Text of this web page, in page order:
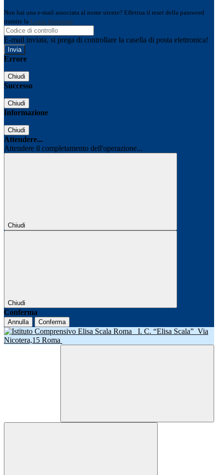
Non hai una e-mail associata al nome utente? Effettua il reset della password
tramite la Login Spaggiari
E-mail inviata, si prega di controllare la casella di posta elettronica!
Errore
Chiudi
Successo
Chiudi
Informazione
Chiudi
Attendere...
Attendere il completamento dell'operazione...
Chiudi
Chiudi
Conferma
Annulla Conferma
I. C. “Elisa Scala” Via
Nicotera,15 Roma